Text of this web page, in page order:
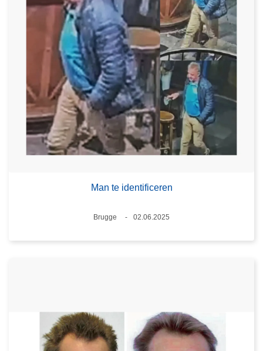
Man te identificeren
Plaats
Brugge
02.06.2025